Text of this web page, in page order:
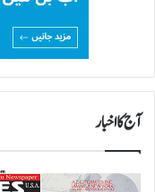
آج کا اخبار